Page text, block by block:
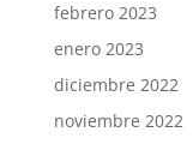
febrero 2023
enero 2023
diciembre 2022
noviembre 2022